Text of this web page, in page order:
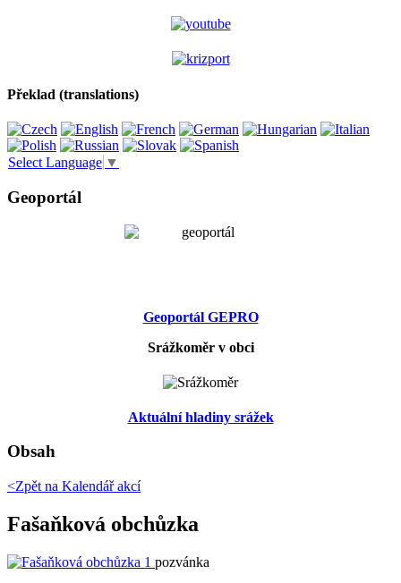
Překlad (translations)
Select Language ▼
Geoportál
Geoportál GEPRO
Srážkoměr v obci
Aktuální hladiny srážek
Obsah
<Zpět na Kalendář akcí
Fašaňková obchůzka
pozvánka